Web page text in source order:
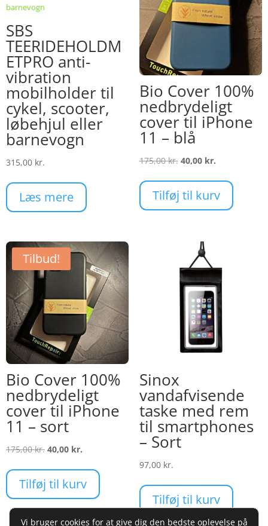
SBS
TEERIDEHOLDM
ETPRO anti-
vibration
mobilholder til
cykel, scooter,
løbehjul eller
barnevogn
315,00 kr.
Læs mere
Bio Cover 100%
nedbrydeligt
cover til iPhone
11 – blå
175,00kr. Den
pris
var:
40,00 kr.Den
pris
er:
Tilføj til kurv
Tilbud!
Bio Cover 100%
nedbrydeligt
cover til iPhone
11 – sort
175,00kr. Den
pris
var:
175,00 kr..
40,00 kr.
pris
er:
40,00 kr..
Tilføj til kurv
Sinox
vandafvisende
taske med rem
til smartphones
– Sort
97,00 kr.
Tilføj til kurv
Vi bruger cookies for at give dig den bedste oplevelse på